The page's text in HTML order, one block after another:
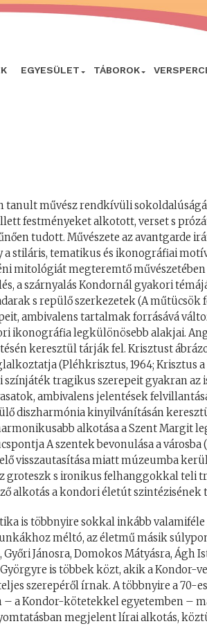
EGYESÜLET TÁBOROK
tanult művész rendkívüli
festményeket alkotott, verset s
tudott. Művészete az avantgarde
stiláris, tematikus és ikonográfiai
mitológiát megteremtő
a szárnyalás Kondornál gyakori
s repülő szerkezetek (A műtücsök
ambivalens tartalmak forrásává
ikonográfia legkülönösebb alakjai.
keresztül tárják fel. Krisztust
(Pléhkrisztus, 1964; Krisztus a
színjáték tragikus szerepeit gyakran az
ambivalens jelentések
diszharmónia kinyilvánításán
alkotása a Szent Margit
A szentek bevonulása a városba
visszautasítása miatt múzeumba
groteszk s ironikus felhanggokkal teli
alkotás a kondori életút szintézisének
is többnyire sokkal inkább valamiféle
méltó, az életmű másik
Jánosra, Domokos Mátyásra, Ágh
is többek közt, akik a Kondor-
szerepéről írnak. A többnyire a 70-
– a Kondor-kötetekkel egyetemben –
megjelent lírai alkotás,